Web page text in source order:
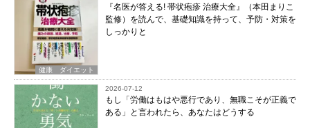
健康 ダイエット
『名医が答える! 帯状疱疹 治療大全』（本田まりこ
監修）を読んで、基礎知識を持って、予防・対策を
しっかりと
2026-07-12
もし「労働はもはや悪行であり、無職こそが正義で
ある」と言われたら、あなたはどうする